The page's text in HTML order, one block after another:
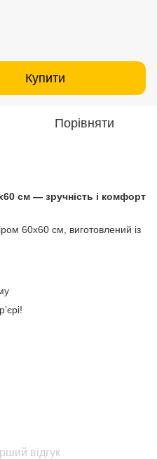
Купити
Порівняти
см — зручність і комфорт
60x60 см, виготовлений із
відгук